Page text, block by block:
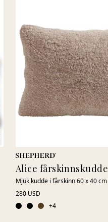
Alice fårskinnskudde
Mjuk kudde i fårskinn 60 x 40 cm
280 USD
+4